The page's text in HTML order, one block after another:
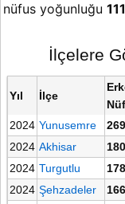
nüfus yoğunluğu
İlçelere
Yıl İlçe
2024 Yunusemre
2024 Akhisar
2024 Turgutlu
2024 Şehzadeler